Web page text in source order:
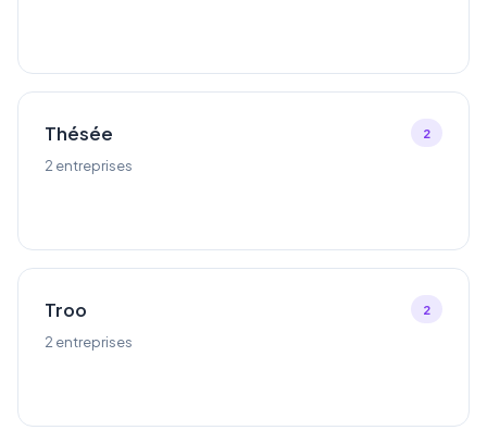
Thésée
2 entreprises
2
Troo
2 entreprises
2